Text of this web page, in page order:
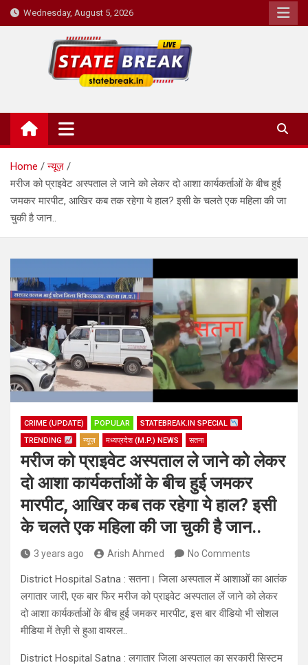
Skip
to
Wednesday, August 5, 2026
State Break
Home
न्यूज़
मरीज को प्राइवेट अस्पताल ले जाने को लेकर दो आशा कार्यकर्ताओं के बीच हुई
जमकर मारपीट, आखिर कब तक रहेगा ये हाल? इसी के चलते एक महिला की जा
चुकी है जान..
CRIME (UPDATE) POPULAR
STATEBREAK.IN SPECIAL
TRENDING
न्यूज़ मध्यप्रदेश (M.P.) NEWS सतना
मरीज को प्राइवेट अस्पताल ले जाने को लेकर
दो आशा कार्यकर्ताओं के बीच हुई जमकर
मारपीट, आखिर कब तक रहेगा ये हाल? इसी
के चलते एक महिला की जा चुकी है जान..
3 years ago Arish Ahmed No Comments
District Hospital Satna : सतना। जिला अस्पताल में आशाओं का आतंक
लगातार जारी, एक बार फिर मरीज को प्राइवेट अस्पताल लें जाने को लेकर
दो आशा कार्यकर्ताओं के बीच हुई जमकर मारपीट, इस बार वीडियो भी सोशल
मीडिया में तेज़ी से हुआ वायरल..
District Hospital Satna : लगातार जिला अस्पताल का सरकारी सिस्टम